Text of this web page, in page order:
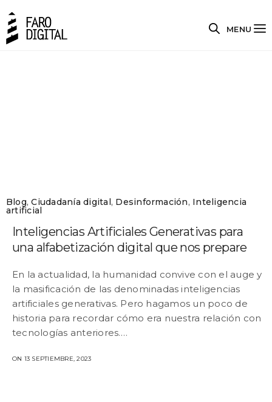
MENU
Blog,Ciudadanía digital, Desinformación, Inteligencia
artificial
Inteligencias Artificiales Generativas para
una alfabetización digital que nos prepare
En la actualidad, la humanidad convive con el auge y
la masificación de las denominadas inteligencias
artificiales generativas. Pero hagamos un poco de
historia para recordar cómo era nuestra relación con
tecnologías anteriores.…
ON 13 SEPTIEMBRE, 2023